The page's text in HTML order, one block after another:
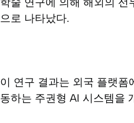
으로 나타났다.
이 연구 결과는 외국 플랫
동하는 주권형 AI 시스템을